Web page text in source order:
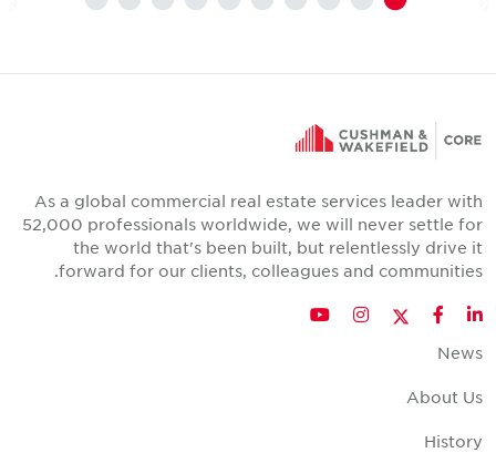
As a global commercial real estate services leader with
52,000 professionals worldwide, we will never settle for
the world that's been built, but relentlessly drive it
forward for our clients, colleagues and communities.
LinkedIn
Facebook
Twitter
Instagram
YouTube
News
About Us
History